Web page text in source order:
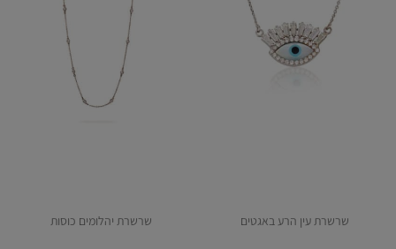
שרשרת עין הרע באגטים שרשרת יהלומים כוסות